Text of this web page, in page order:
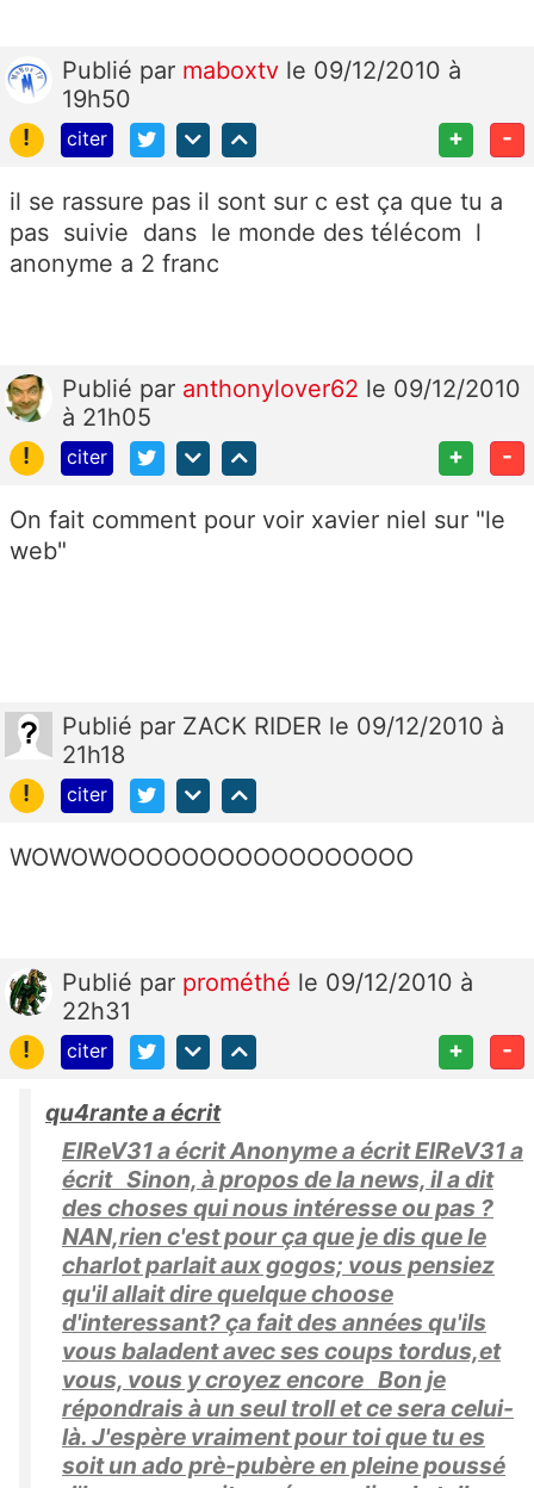
Publié par maboxtv le 09/12/2010 à
19h50
!
citer + -
il se rassure pas il sont sur c est ça que tu a
pas suivie dans le monde des télécom l
anonyme a 2 franc
Publié par anthonylover62 le 09/12/2010
à 21h05
!
citer + -
On fait comment pour voir xavier niel sur "le
web"
Publié par ZACK RIDER le 09/12/2010 à
21h18
!
citer
WOWOWOOOOOOOOOOOOOOOOO
Publié par prométhé le 09/12/2010 à
22h31
!
citer + -
qu4rante a écrit
ElReV31 a écrit Anonyme a écrit ElReV31 a
écrit Sinon, à propos de la news, il a dit
des choses qui nous intéresse ou pas ?
NAN,rien c'est pour ça que je dis que le
charlot parlait aux gogos; vous pensiez
qu'il allait dire quelque choose
d'interessant? ça fait des années qu'ils
vous baladent avec ses coups tordus,et
vous, vous y croyez encore Bon je
répondrais à un seul troll et ce sera celui-
là. J'espère vraiment pour toi que tu es
soit un ado prè-pubère en pleine poussé